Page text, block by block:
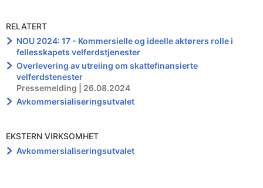
RELATERT
NOU 2024: 17 - Kommersielle og ideelle aktørers rolle i
fellesskapets velferdstjenester
Overlevering av utreiing om skattefinansierte
velferdstenester
Pressemelding | 26.08.2024
Avkommersialiseringsutvalet
EKSTERN VIRKSOMHET
Avkommersialiseringsutvalet